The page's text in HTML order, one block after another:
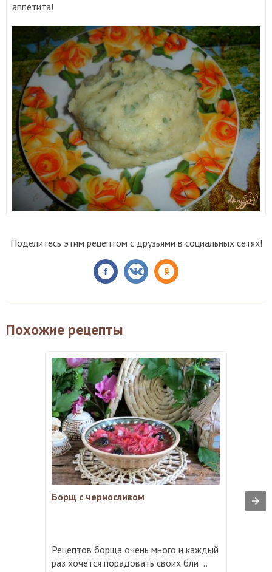
аппетита!
Поделитесь этим рецептом с друзьями в социальных сетях!
Похожие рецепты
Борщ с черносливом
Рецептов борща очень много и каждый
раз хочется порадовать своих бли ...